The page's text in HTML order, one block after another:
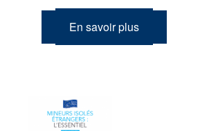
En savoir plus